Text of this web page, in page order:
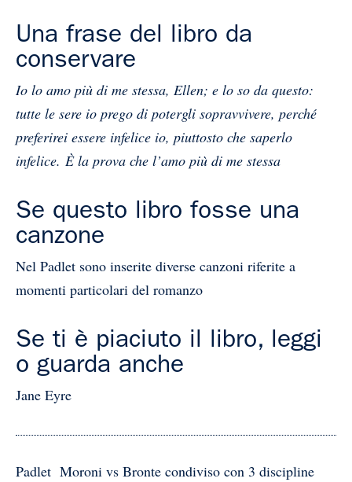
Una frase del libro da
conservare
Io lo amo più di me stessa, Ellen; e lo so da questo:
tutte le sere io prego di potergli sopravvivere, perché
preferirei essere infelice io, piuttosto che saperlo
infelice. È la prova che l’amo più di me stessa
Se questo libro fosse una
canzone
Nel Padlet sono inserite diverse canzoni riferite a
momenti particolari del romanzo
Se ti è piaciuto il libro, leggi
o guarda anche
Jane Eyre
Padlet Moroni vs Bronte condiviso con 3 discipline